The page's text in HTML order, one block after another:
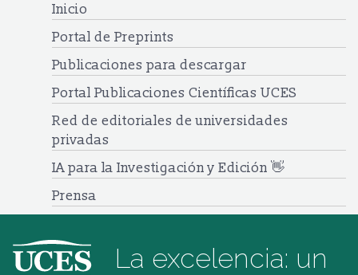
Inicio
Portal de Preprints
Publicaciones para descargar
Portal Publicaciones Científicas UCES
Red de editoriales de universidades
privadas
IA para la Investigación y Edición 👋
Prensa
La excelencia: un